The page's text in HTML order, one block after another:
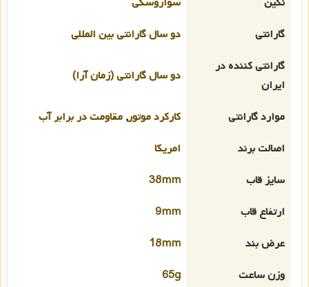
گارانتی
دو سال گارانتی بین المللی
گارانتی کننده در
ایران
دو سال گارانتی (زمان آرا)
موارد گارانتی کارکرد موتور, مقاومت در برابر آب
اصالت برند
امریکا
سایز قاب
38mm
ارتفاع قاب
9mm
عرض بند
18mm
وزن ساعت
65g